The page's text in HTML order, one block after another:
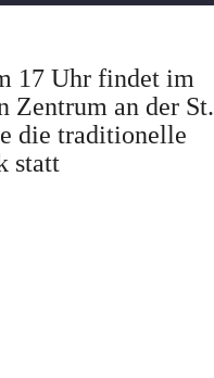
17 Uhr findet im
Zentrum an der St.
die traditionelle
statt